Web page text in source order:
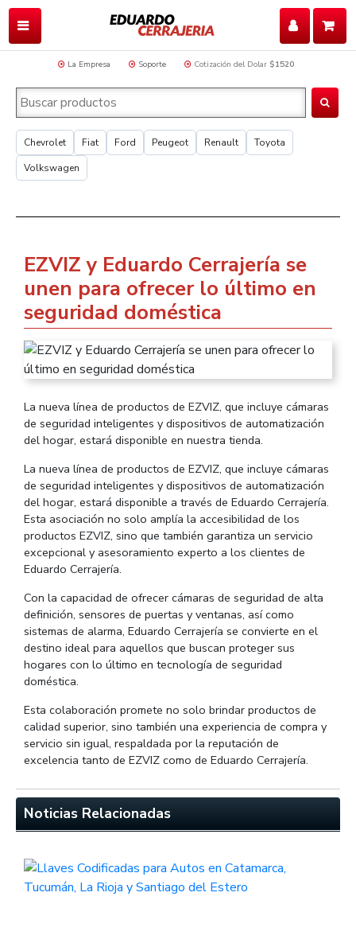
La Empresa Soporte Cotización del Dolar $1520
Chevrolet Fiat Ford Peugeot Renault
Toyota
Volkswagen
EZVIZ y Eduardo Cerrajería se
unen para ofrecer lo último en
seguridad doméstica
La nueva línea de productos de EZVIZ, que incluye cámaras
de seguridad inteligentes y dispositivos de automatización
del hogar, estará disponible en nuestra tienda.
La nueva línea de productos de EZVIZ, que incluye cámaras
de seguridad inteligentes y dispositivos de automatización
del hogar, estará disponible a través de Eduardo Cerrajería.
Esta asociación no solo amplía la accesibilidad de los
productos EZVIZ, sino que también garantiza un servicio
excepcional y asesoramiento experto a los clientes de
Eduardo Cerrajería.
Con la capacidad de ofrecer cámaras de seguridad de alta
definición, sensores de puertas y ventanas, así como
sistemas de alarma, Eduardo Cerrajería se convierte en el
destino ideal para aquellos que buscan proteger sus
hogares con lo último en tecnología de seguridad
doméstica.
Esta colaboración promete no solo brindar productos de
calidad superior, sino también una experiencia de compra y
servicio sin igual, respaldada por la reputación de
excelencia tanto de EZVIZ como de Eduardo Cerrajería.
Noticias Relacionadas